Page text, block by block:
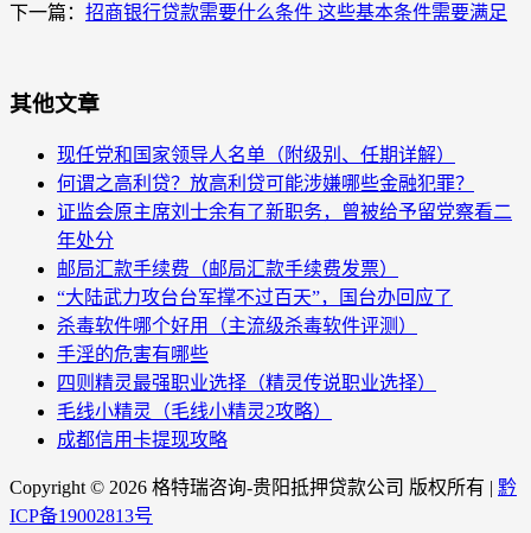
下一篇： 招商银行贷款需要什么条件 这些基本条件需要满足
其他文章
现任党和国家领导人名单（附级别、任期详解）
何谓之高利贷？放高利贷可能涉嫌哪些金融犯罪？
证监会原主席刘士余有了新职务，曾被给予留党察看二
年处分
邮局汇款手续费（邮局汇款手续费发票）
“大陆武力攻台台军撑不过百天”，国台办回应了
杀毒软件哪个好用（主流级杀毒软件评测）
手淫的危害有哪些
四则精灵最强职业选择（精灵传说职业选择）
毛线小精灵（毛线小精灵2攻略）
成都信用卡提现攻略
Copyright © 2026 格特瑞咨询-贵阳抵押贷款公司 版权所有 | 黔
ICP备19002813号